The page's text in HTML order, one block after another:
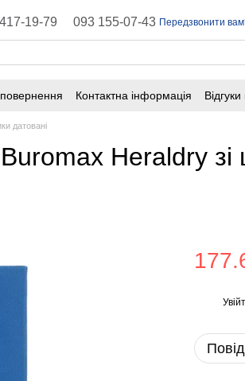
19-79 093 155-07-43 Передзвонити
Контактна інформація
датовані
Heraldry зі